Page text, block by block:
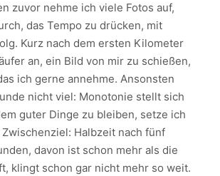
zuvor nehme ich viele Fotos auf,
das Tempo zu drücken, mit
Kurz nach dem ersten Kilometer
an, ein Bild von mir zu schießen,
ich gerne annehme. Ansonsten
nicht viel: Monotonie stellt sich
guter Dinge zu bleiben, setze ich
Halbzeit nach fünf
davon ist schon mehr als die
klingt schon gar nicht mehr so weit.